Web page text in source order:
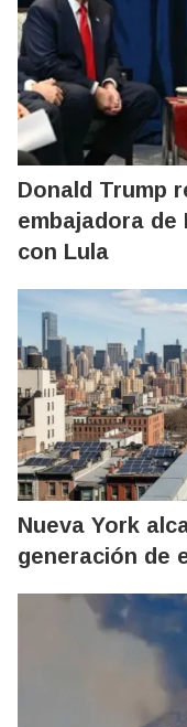
Donald Trump
embajadora
con Lula
Nueva York
generación de